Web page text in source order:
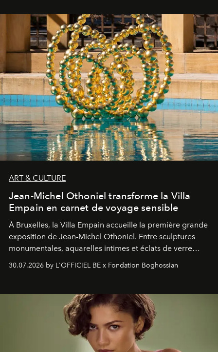
ART & CULTURE
Jean-Michel Othoniel transforme la Villa
Empain en carnet de voyage sensible
À Bruxelles, la Villa Empain accueille la première grande
exposition de Jean-Michel Othoniel. Entre sculptures
monumentales, aquarelles intimes et éclats de verre
soufflé, l’artiste français compose un itinéraire
émotionnel où chaque œuvre devient le souvenir
émerveillement.
30.07.2026 by L'OFFICIEL BE x Fondation Boghossian